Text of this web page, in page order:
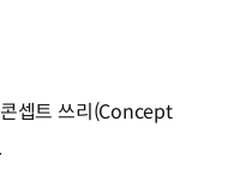
콘셉트 쓰리(Concept